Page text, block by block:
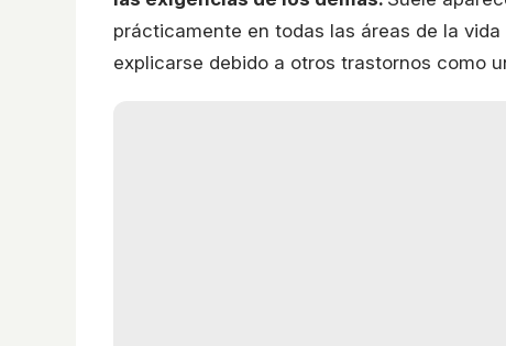
prácticamente en todas las áreas de la
explicarse debido a otros trastornos como